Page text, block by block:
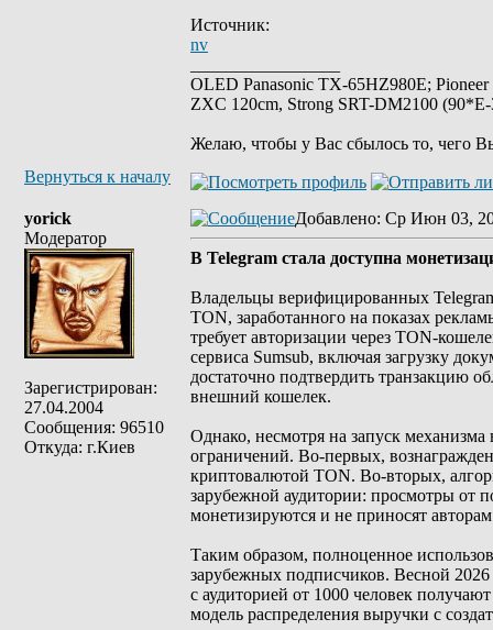
Источник:
nv
OLED Panasonic TX-65HZ980E;
ZXC 120cm, Strong SRT-DM2100
Желаю, чтобы у Вас сбылось то, чего
Вернуться к началу
yorick
Модератор
Зарегистрирован:
27.04.2004
Сообщения: 96510
Откуда: г.Киев
Добавлено: Ср Июн 03,
В Telegram стала доступна
Владельцы верифицированных
TON, заработанного на показах
требует авторизации через TON-
сервиса Sumsub, включая загрузку
достаточно подтвердить транзакцию
внешний кошелек.
Однако, несмотря на запуск механизма
ограничений. Во-первых,
криптовалютой TON. Во-вторых,
зарубежной аудитории: просмотры от
монетизируются и не приносят
Таким образом, полноценное
зарубежных подписчиков. Весной
с аудиторией от 1000 человек
модель распределения выручки с